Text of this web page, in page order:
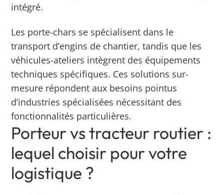
intégré.
Les porte-chars se spécialisent dans le
transport d’engins de chantier, tandis que les
véhicules-ateliers intègrent des équipements
techniques spécifiques. Ces solutions sur-
mesure répondent aux besoins pointus
d’industries spécialisées nécessitant des
fonctionnalités particulières.
Porteur vs tracteur routier :
lequel choisir pour votre
logistique ?